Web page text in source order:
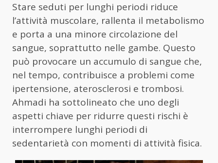
Stare seduti per lunghi periodi riduce
l’attività muscolare, rallenta il metabolismo
e porta a una minore circolazione del
sangue, soprattutto nelle gambe. Questo
può provocare un accumulo di sangue che,
nel tempo, contribuisce a problemi come
ipertensione, aterosclerosi e trombosi.
Ahmadi ha sottolineato che uno degli
aspetti chiave per ridurre questi rischi è
interrompere lunghi periodi di
sedentarietà con momenti di attività fisica.